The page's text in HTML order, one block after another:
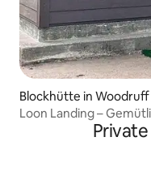
Blockhütte in Woodruff
Loon Landing –